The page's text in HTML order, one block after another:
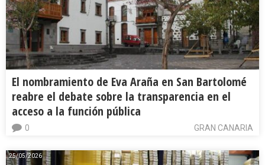
El nombramiento de Eva Araña en San Bartolomé
reabre el debate sobre la transparencia en el
acceso a la función pública
GRAN CANARIA
0
25/05/2026